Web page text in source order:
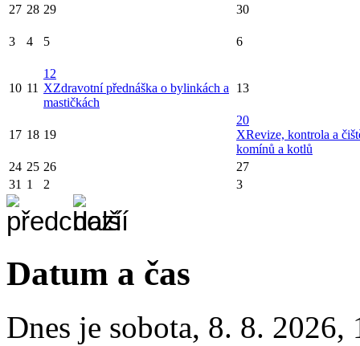
27 28 29 30
3 4 5 6
10 11
12
XZdravotní přednáška o bylinkách a
mastičkách
13
17 18 19
20
XRevize, kontrola a
komínů a kotlů
24 25 26
27
31 1 2 3
Datum a čas
Dnes je sobota, 8. 8. 2026,